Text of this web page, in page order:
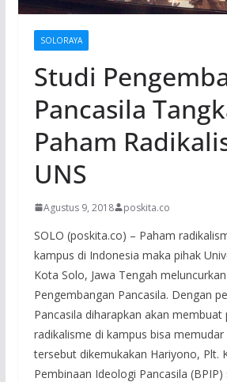
SOLORAYA
Studi
Pancasila
Paham
UNS
Agustus 9, 2018 poskita.co
SOLO (poskita.co) – Paham
kampus di Indonesia maka pihak
Kota Solo, Jawa Tengah
Pengembangan Pancasila. Dengan
Pancasila diharapkan akan membuat
radikalisme di kampus bisa memudar
tersebut dikemukakan Hariyono, Plt.
Pembinaan Ideologi Pancasila